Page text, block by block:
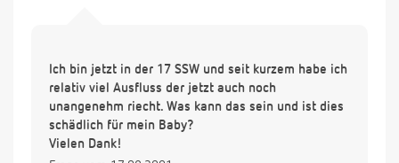
Ich bin jetzt in der 17 SSW und seit kurzem habe ich
relativ viel Ausfluss der jetzt auch noch
unangenehm riecht. Was kann das sein und ist dies
schädlich für mein Baby?
Vielen Dank!